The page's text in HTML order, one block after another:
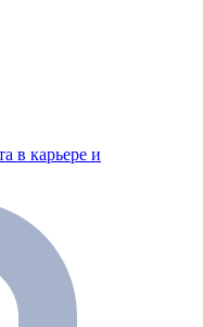
в карьере и